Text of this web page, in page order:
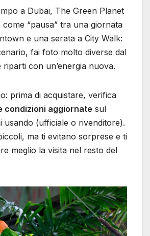
a Dubai, The Green Planet
“pausa” tra una giornata
e una serata a City Walk:
fai foto molto diverse dal
con un’energia nuova.
prima di acquistare, verifica
condizioni aggiornate sul
usando (ufficiale o rivenditore).
ma ti evitano sorprese e ti
meglio la visita nel resto del